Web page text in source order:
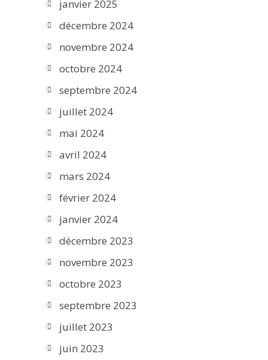
janvier 2025
décembre 2024
novembre 2024
octobre 2024
septembre 2024
juillet 2024
mai 2024
avril 2024
mars 2024
février 2024
janvier 2024
décembre 2023
novembre 2023
octobre 2023
septembre 2023
juillet 2023
juin 2023